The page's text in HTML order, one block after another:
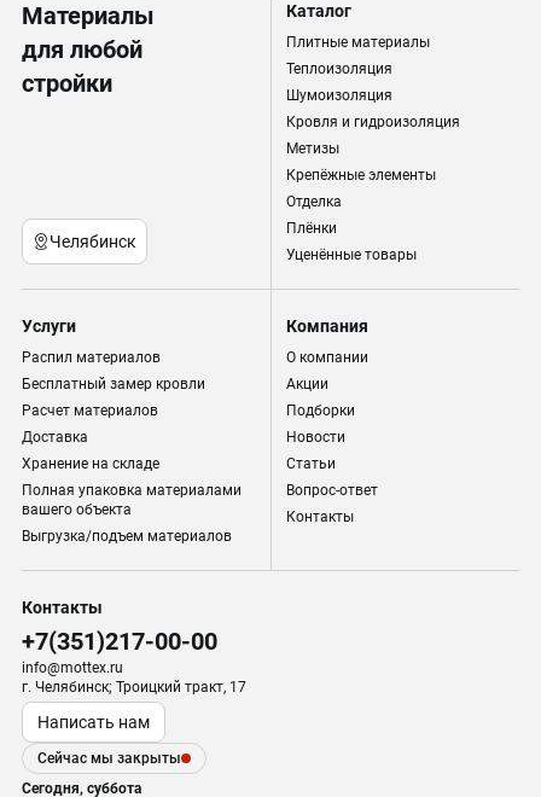
Материалы
для любой
стройки
Челябинск
Каталог
Плитные материалы
Теплоизоляция
Шумоизоляция
Кровля и гидроизоляция
Метизы
Крепёжные элементы
Отделка
Плёнки
Уценённые товары
Услуги
Распил материалов
Бесплатный замер кровли
Расчет материалов
Доставка
Хранение на складе
Полная упаковка материалами
вашего объекта
Выгрузка/подъем материалов
Компания
О компании
Акции
Подборки
Новости
Статьи
Вопрос-ответ
Контакты
Контакты
+7(351)217-00-00
info@mottex.ru
г. Челябинск; Троицкий тракт, 17
Написать нам
Сейчас мы закрыты
Сегодня, суббота